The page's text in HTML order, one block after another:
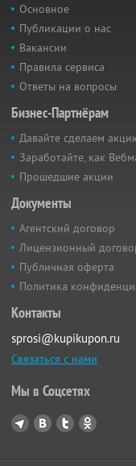
Основное
Публикации о нас
Вакансии
Правила сервиса
Ответы на вопросы
Бизнес-Партнёрам
Давайте сделаем
Заработайте, как
Прошедшие акции
Документы
Агентский договор
Лицензионный
Публичная оферта
Политика
Контакты
sprosi@kupikupon.ru
Связаться с нами
Мы в Соцсетях